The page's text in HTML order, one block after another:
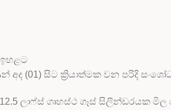
ඉහළට
අද (01) සිට ක්‍රියාත්මක වන පරිදි
ලාෆ්ස් ගෘහස්ථ ගෑස් සිලින්ඩරයක